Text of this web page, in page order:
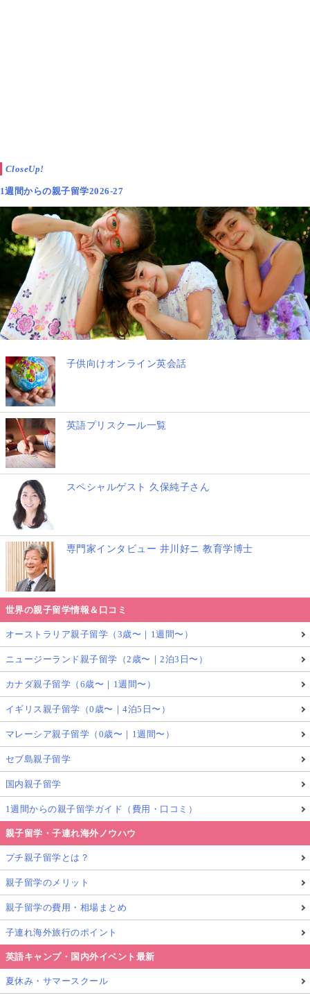
せっかくの夏だから、家族で過ごす時間も大切にしたい
と考えていても、2か月間ずっと子どもに“楽しい夏休
み”を提供し続けるのは現実的ではないのが実情で
す。
小学校低学年の子どもであれば、親子ともに慣れてい
る“学童保育”で夏休みの一部を過ごす
ないため、活用しやすい傾向があります。
10歳を超えた子どもの「夏休みの居場所」ど
うする？共働き家庭の悩みとは
しかし、10歳を超える頃になると、自宅でひとりでも
過ごせる年齢とみなされ、夏休み中に学童を利用しな
くなる子も増えてきます。
実際、私の職場でも、毎年夏の休暇計画を立てる時期
になると、同僚たちと夏の旅行の話だけでなく、
についても自然と話題に上がります。
子ども向け無料アクティビティが充実してい
るスウェーデンの夏休み
CloseUp!
1週間からの親子留学2026-27
子供向けオンライン英会話
英語プリスクール一覧
スペシャルゲスト 久保純子さん
専門家インタビュー 井川好ニ 教育学博士
世界の親子留学情報＆口コミ
オーストラリア親子留学（3歳〜｜1週間〜）
ニュージーランド親子留学（2歳〜｜2泊3日〜）
カナダ親子留学（6歳〜｜1週間〜）
イギリス親子留学（0歳〜｜4泊5日〜）
マレーシア親子留学（0歳〜｜1週間〜）
セブ島親子留学
国内親子留学
1週間からの親子留学ガイド（費用・口コミ）
親子留学・子連れ海外ノウハウ
プチ親子留学とは？
親子留学のメリット
親子留学の費用・相場まとめ
子連れ海外旅行のポイント
英語キャンプ・国内外イベント最新
夏休み・サマースクール